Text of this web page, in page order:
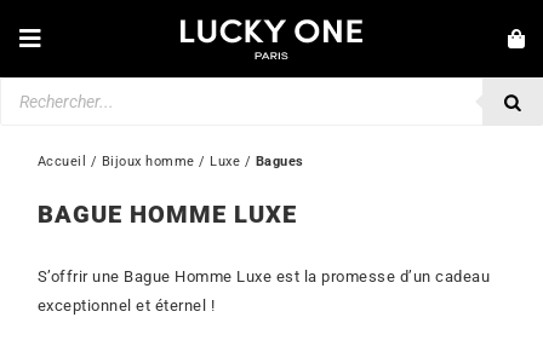
auToggle
Navigation
BOUCLES D’OREILLES
Accueil / Bijoux homme / Luxe / Bagues
BAGUE HOMME LUXE
S’offrir une Bague Homme Luxe est la promesse d’un cadeau
exceptionnel et éternel !